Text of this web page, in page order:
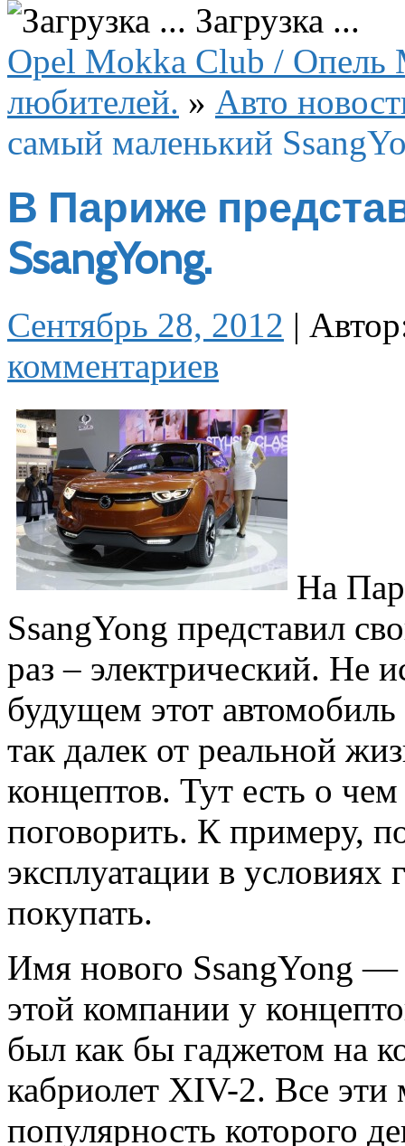
Загрузка ...
Opel Mokka Club / Опель
любителей. » Авто
самый маленький
В Париже
SsangYong.
Сентябрь 28, 2012 |
комментариев
На
SsangYong представил
раз – электрический. Не
будущем этот автомобиль
так далек от реальной
концептов. Тут есть о
поговорить. К примеру,
эксплуатации в условиях
покупать.
Имя нового SsangYong
этой компании у
был как бы гаджетом на
кабриолет XIV-2. Все
популярность которого